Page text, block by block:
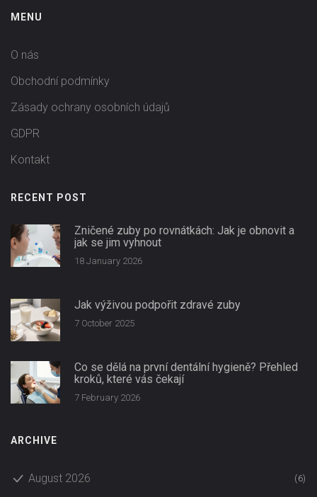
MENU
O nás
Obchodní podmínky
Zásady ochrany osobních údajů
GDPR
Kontakt
RECENT POST
Zničené zuby po rovnátkách: Jak je obnovit a
jak se jim vyhnout
18 January 2026
Jak výživou podpořit zdravé zuby
7 October 2025
Co se dělá na první dentální hygieně? Přehled
kroků, které vás čekají
7 February 2026
ARCHIVE
August 2026 (6)